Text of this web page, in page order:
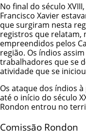
No final do século
Francisco Xavier
que surgiram nesta
registros que relatam,
empreendidos pelos
região. Os índios
trabalhadores que se
atividade que se
Os ataque dos índios
até o início do século
Rondon entrou no
Comissão Rondon